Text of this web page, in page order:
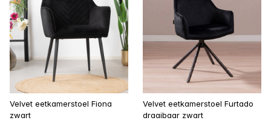
Velvet eetkamerstoel Fiona
zwart
Velvet eetkamerstoel Furtado
draaibaar zwart